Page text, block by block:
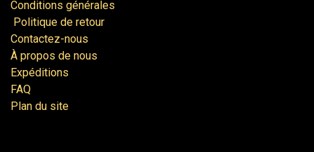
Conditions générales
Politique de retour
Contactez-nous
À propos de nous
Expéditions
FAQ
Plan du site